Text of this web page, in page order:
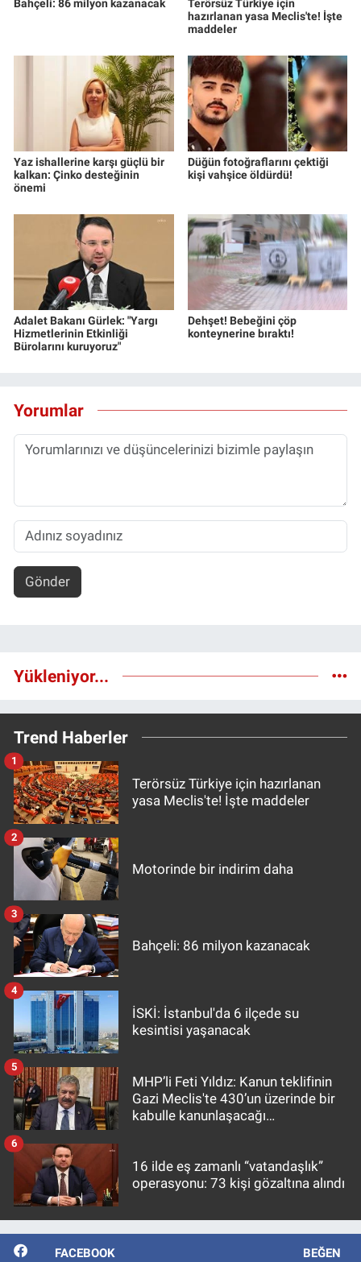
Bahçeli: 86 milyon kazanacak
Terörsüz Türkiye için
hazırlanan yasa Meclis'te! İşte
maddeler
Yaz ishallerine karşı güçlü bir
kalkan: Çinko desteğinin
önemi
Düğün fotoğraflarını çektiği
kişi vahşice öldürdü!
Adalet Bakanı Gürlek: "Yargı
Hizmetlerinin Etkinliği
Bürolarını kuruyoruz"
Dehşet! Bebeğini çöp
konteynerine bıraktı!
Yorumlar
Gönder
Yükleniyor...
Trend Haberler
Terörsüz Türkiye için hazırlanan
yasa Meclis'te! İşte maddeler
1
Motorinde bir indirim daha
2
Bahçeli: 86 milyon kazanacak
3
İSKİ: İstanbul'da 6 ilçede su
kesintisi yaşanacak
4
MHP’li Feti Yıldız: Kanun teklifinin
Gazi Meclis'te 430’un üzerinde bir
kabulle kanunlaşacağı
5
16 ilde eş zamanlı “vatandaşlık”
operasyonu: 73 kişi gözaltına alındı
6
FACEBOOK BEĞEN